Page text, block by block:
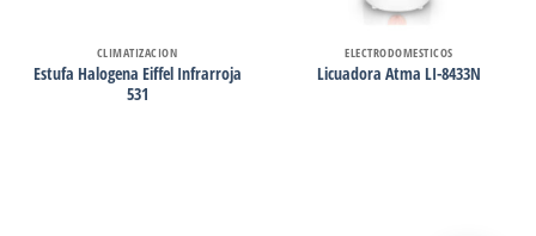
CLIMATIZACION
Estufa Halogena Eiffel Infrarroja
531
ELECTRODOMESTICOS
Licuadora Atma LI-8433N